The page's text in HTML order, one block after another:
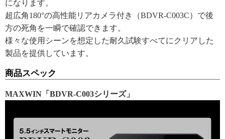
になります。
超広角180°の高性能リアカメラ付き（BDVR-C003C）で後
方の死角を一瞬で確認できます。
様々な使用シーンを想定した耐久試験すべてにクリアした
製品を提供しています。
商品スペック
MAXWIN「BDVR-C003シリーズ」